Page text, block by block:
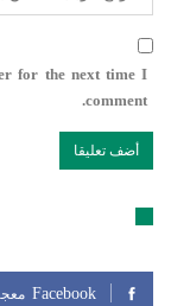
for the next time I
comment.
Facebook